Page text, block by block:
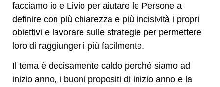
facciamo io e Livio per aiutare le Persone a
definire con più chiarezza e più incisività i propri
obiettivi e lavorare sulle strategie per permettere
loro di raggiungerli più facilmente.
Il tema è decisamente caldo perché siamo ad
inizio anno, i buoni propositi di inizio anno e la